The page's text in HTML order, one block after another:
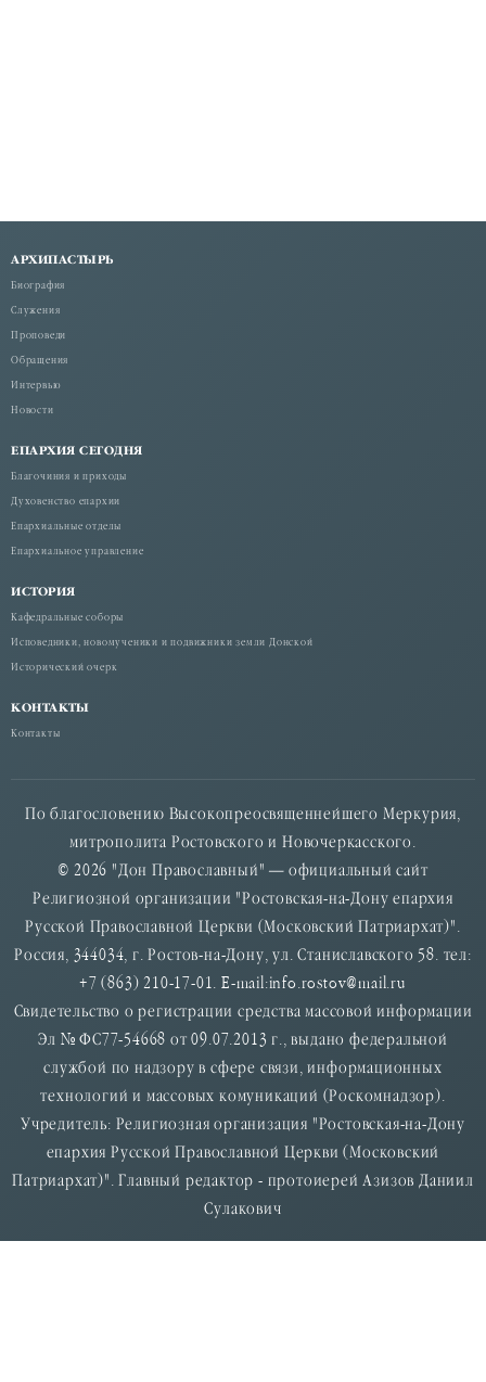
АРХИПАСТЫРЬ
Биография
Служения
Проповеди
Обращения
Интервью
Новости
ЕПАРХИЯ СЕГОДНЯ
Благочиния и приходы
Духовенство епархии
Епархиальные отделы
Епархиальное управление
ИСТОРИЯ
Кафедральные соборы
Исповедники, новомученики и подвижники земли Донской
Исторический очерк
КОНТАКТЫ
Контакты
По благословению Высокопреосвященнейшего Меркурия,
митрополита Ростовского и Новочеркасского.
© 2026 "Дон Православный" — официальный сайт
Религиозной организации "Ростовская-на-Дону епархия
Русской Православной Церкви (Московский Патриархат)".
Россия, 344034, г. Ростов-на-Дону, ул. Станиславского 58. тел:
+7 (863) 210-17-01. E-mail:info.rostov@mail.ru
Свидетельство о регистрации средства массовой информации
Эл № ФС77-54668 от 09.07.2013 г., выдано федеральной
службой по надзору в сфере связи, информационных
технологий и массовых комуникаций (Роскомнадзор).
Учредитель: Религиозная организация "Ростовская-на-Дону
епархия Русской Православной Церкви (Московский
Патриархат)". Главный редактор - протоиерей Азизов Даниил
Сулакович